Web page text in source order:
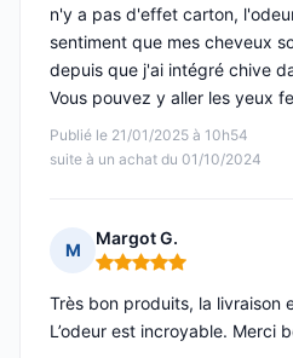
Publié le 21/01/2025 à 10h54
suite à un achat du 01/10/2024
n'y a pas d'effet carton,
sentiment que mes cheveux
depuis que j'ai intégré chive
Vous pouvez y aller les yeux
M
Margot G.
Note : 5 sur 5
Très bon produits, la livraison
L’odeur est incroyable. Merci